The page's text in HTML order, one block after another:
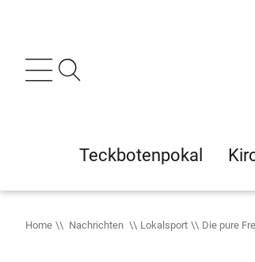
Teckbotenpokal
Home Nachrichten Lokalsport Die pure